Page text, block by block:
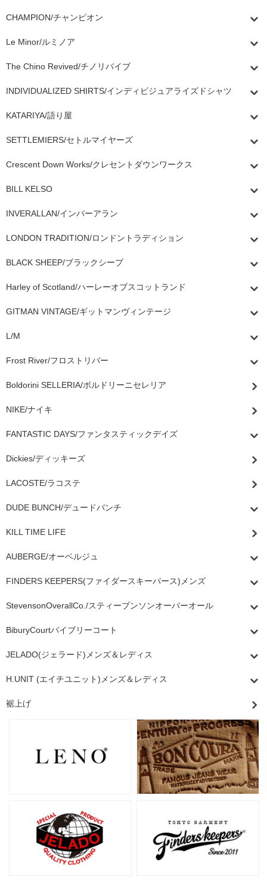
CHAMPION/チャンピオン
Le Minor/ルミノア
The Chino Revived/チノリバイブ
INDIVIDUALIZED SHIRTS/インディビジュアライズドシャツ
KATARIYA/語り屋
SETTLEMIERS/セトルマイヤーズ
Crescent Down Works/クレセントダウンワークス
BILL KELSO
INVERALLAN/インバーアラン
LONDON TRADITION/ロンドントラディション
BLACK SHEEP/ブラックシープ
Harley of Scotland/ハーレーオブスコットランド
GITMAN VINTAGE/ギットマンヴィンテージ
L/M
Frost River/フロストリバー
Boldorini SELLERIA/ボルドリーニセレリア
NIKE/ナイキ
FANTASTIC DAYS/ファンタスティックデイズ
Dickies/ディッキーズ
LACOSTE/ラコステ
DUDE BUNCH/デュードバンチ
KILL TIME LIFE
AUBERGE/オーベルジュ
FINDERS KEEPERS(ファイダースキーパース)メンズ
StevensonOverallCo./スティーブンソンオーバーオール
BiburyCourtバイブリーコート
JELADO(ジェラード)メンズ＆レディス
H.UNIT (エイチユニット)メンズ＆レディス
裾上げ